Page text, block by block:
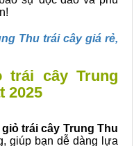
Thu trái cây giá rẻ,
trái cây Trung
2025
giỏ trái cây Trung Thu
giúp bạn dễ dàng lựa